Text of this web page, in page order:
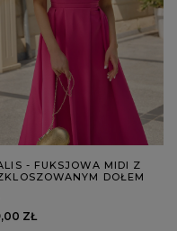
- FUKSJOWA MIDI Z
DOŁEM
ZŁ